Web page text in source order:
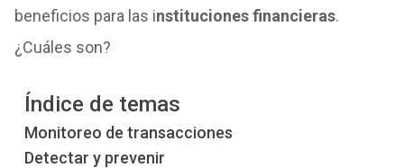
beneficios para las instituciones financieras.
¿Cuáles son?
Índice de temas
Monitoreo de transacciones
Detectar y prevenir